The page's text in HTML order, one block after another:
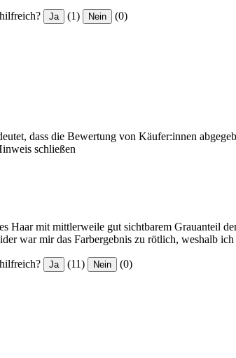
Ja (1) Nein (0)
dass die Bewertung von Käufer:innen
schließen
Haar mit mittlerweile gut sichtbarem Grauanteil
war mir das Farbergebnis zu rötlich, weshalb
Ja (11) Nein (0)